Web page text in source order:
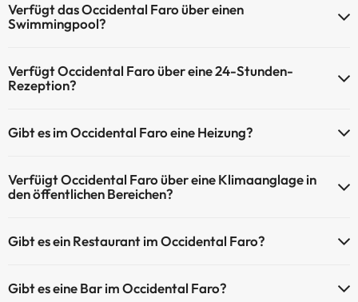
Verfügt das Occidental Faro über einen
Swimmingpool?
eventuell gebührenpflichtig). Hier finden Sie weitere Informationen
über das Schwimmbad und andere Einrichtungen.
Verfügt Occidental Faro über eine 24-Stunden-
Rezeption?
Gibt es im Occidental Faro eine Heizung?
Verfüigt Occidental Faro über eine Klimaanglage in
den öffentlichen Bereichen?
Gemeinschaftsräumen.
Gibt es ein Restaurant im Occidental Faro?
Gibt es eine Bar im Occidental Faro?